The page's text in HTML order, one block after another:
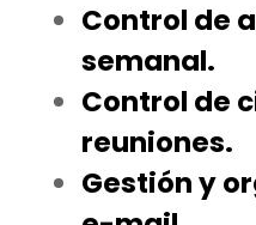
Control de
semanal.
Control de
reuniones.
Gestión y